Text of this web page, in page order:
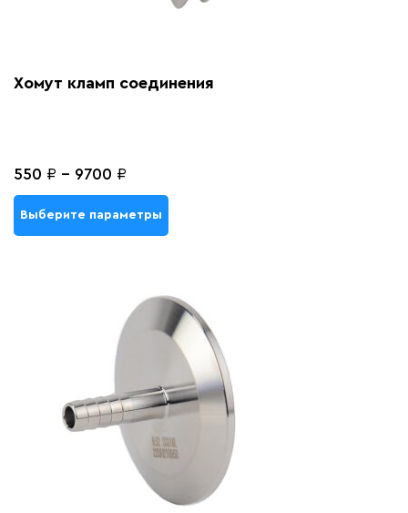
Хомут кламп соединения
550 ₽ - 9700 ₽
Выберите параметры